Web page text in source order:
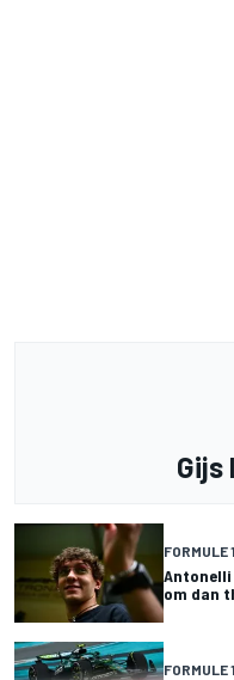
Gijs
FORMULE 1
Antonelli
om dan
FORMULE 1